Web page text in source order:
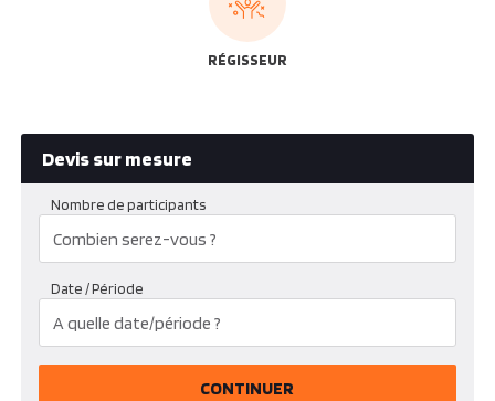
RÉGISSEUR
Devis sur mesure
Nombre de participants
Date / Période
CONTINUER